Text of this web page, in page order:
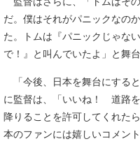
だ。僕はそれがパニックなの
た。トムは『パニックじゃな
で！』と叫んでいたよ」と舞
「今後、日本を舞台にする
に監督は、「いいね！ 道路
降りることを許可してくれた
本のファンには嬉しいコメント